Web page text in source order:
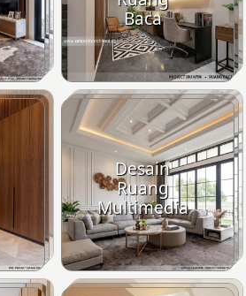
Baca
Desain
Ruang
Multimedia